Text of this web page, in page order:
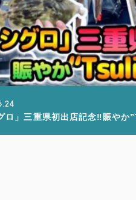
ロ」三重県初出店記念‼︎賑や